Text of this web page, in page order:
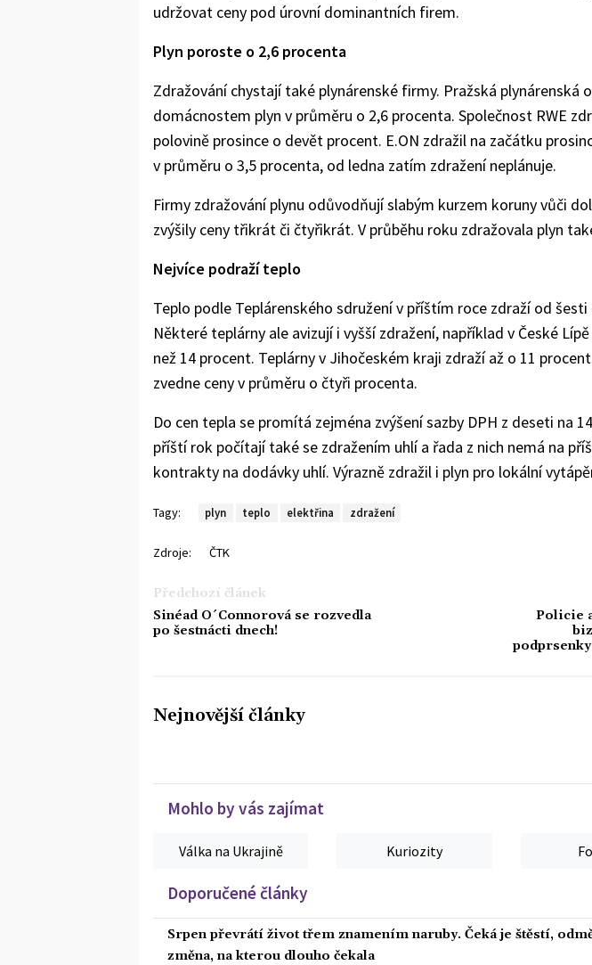
udržovat ceny pod úrovní dominantních firem.
Plyn poroste o 2,6 procenta
Zdražování chystají také plynárenské firmy. Pražská plynárenská
domácnostem plyn v průměru o 2,6 procenta. Společnost RWE
polovině prosince o devět procent. E.ON zdražil na začátku
v průměru o 3,5 procenta, od ledna zatím zdražení neplánuje.
Firmy zdražování plynu odůvodňují slabým kurzem koruny vůči
zvýšily ceny třikrát či čtyřikrát. V průběhu roku zdražovala plyn
Nejvíce podraží teplo
Teplo podle Teplárenského sdružení v příštím roce zdraží od
Některé teplárny ale avizují i vyšší zdražení, například v České
než 14 procent. Teplárny v Jihočeském kraji zdraží až o 11
zvedne ceny v průměru o čtyři procenta.
Do cen tepla se promítá zejména zvýšení sazby DPH z deseti na
příští rok počítají také se zdražením uhlí a řada z nich nemá na
kontrakty na dodávky uhlí. Výrazně zdražil i plyn pro lokální
Tagy: plyn teplo elektřina zdražení
Zdroje: ČTK
Předchozí článek
Sinéad O´Connorová se rozvedla
po šestnácti dnech!
Policie
Nejnovější články
Mohlo by vás zajímat
Válka na Ukrajině Kuriozity
Doporučené články
Srpen převrátí život třem znamením naruby. Čeká je štěstí,
změna, na kterou dlouho čekala